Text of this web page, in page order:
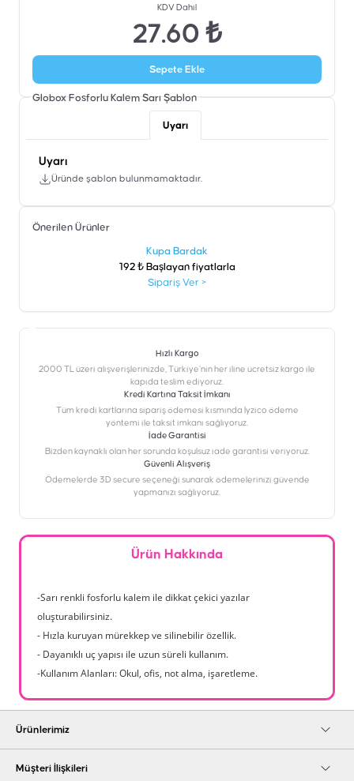
KDV Dahil
27.60 ₺
Sepete Ekle
Globox Fosforlu Kalem Sarı Şablon
Uyarı
Uyarı
Üründe şablon bulunmamaktadır.
Önerilen Ürünler
Kupa Bardak
192 ₺ Başlayan fiyatlarla
Sipariş Ver >
Hızlı Kargo
2000 TL üzeri alışverişlerinizde, Türkiye’nin her iline ücretsiz kargo ile
kapıda teslim ediyoruz.
Kredi Kartına Taksit İmkanı
‎Tüm kredi kartlarına sipariş ödemesi kısmında İyzico ödeme
yöntemi ile taksit imkanı sağlıyoruz.
İade Garantisi
Bizden kaynaklı olan her sorunda koşulsuz iade garantisi veriyoruz.
Güvenli Alışveriş
Ödemelerde 3D secure seçeneği sunarak ödemelerinizi güvende
yapmanızı sağlıyoruz.
Ürün Hakkında
-Sarı renkli fosforlu kalem ile dikkat çekici yazılar
oluşturabilirsiniz.
- Hızla kuruyan mürekkep ve silinebilir özellik.
- Dayanıklı uç yapısı ile uzun süreli kullanım.
-Kullanım Alanları: Okul, ofis, not alma, işaretleme.
Ürünlerimiz
Müşteri İlişkileri